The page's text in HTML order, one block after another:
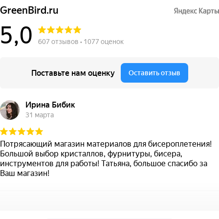
GreenBird.ru
5,0 607 отзывов • 1077 оценок
Поставьте нам оценку Оставить отзыв
Ирина Бибик
31 марта
Потрясающий магазин материалов для бисероплетения!
Большой выбор кристаллов, фурнитуры, бисера,
инструментов для работы! Татьяна, большое спасибо за
Ваш магазин!